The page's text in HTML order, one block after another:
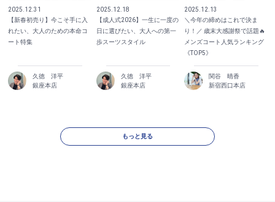
2025.12.31
【新春初売り】今こそ手に入
れたい、大人のための本命コ
ート特集
久徳 洋平
銀座本店
2025.12.18
【成人式2026】一生に一度の
日に選びたい、大人への第一
歩スーツスタイル
久徳 洋平
銀座本店
2025.12.13
＼今年の締めはこれで決ま
り！／ 歳末大感謝祭で話題🔥
メンズコート人気ランキング
《TOP5》
関谷 晴香
新宿西口本店
もっと見る